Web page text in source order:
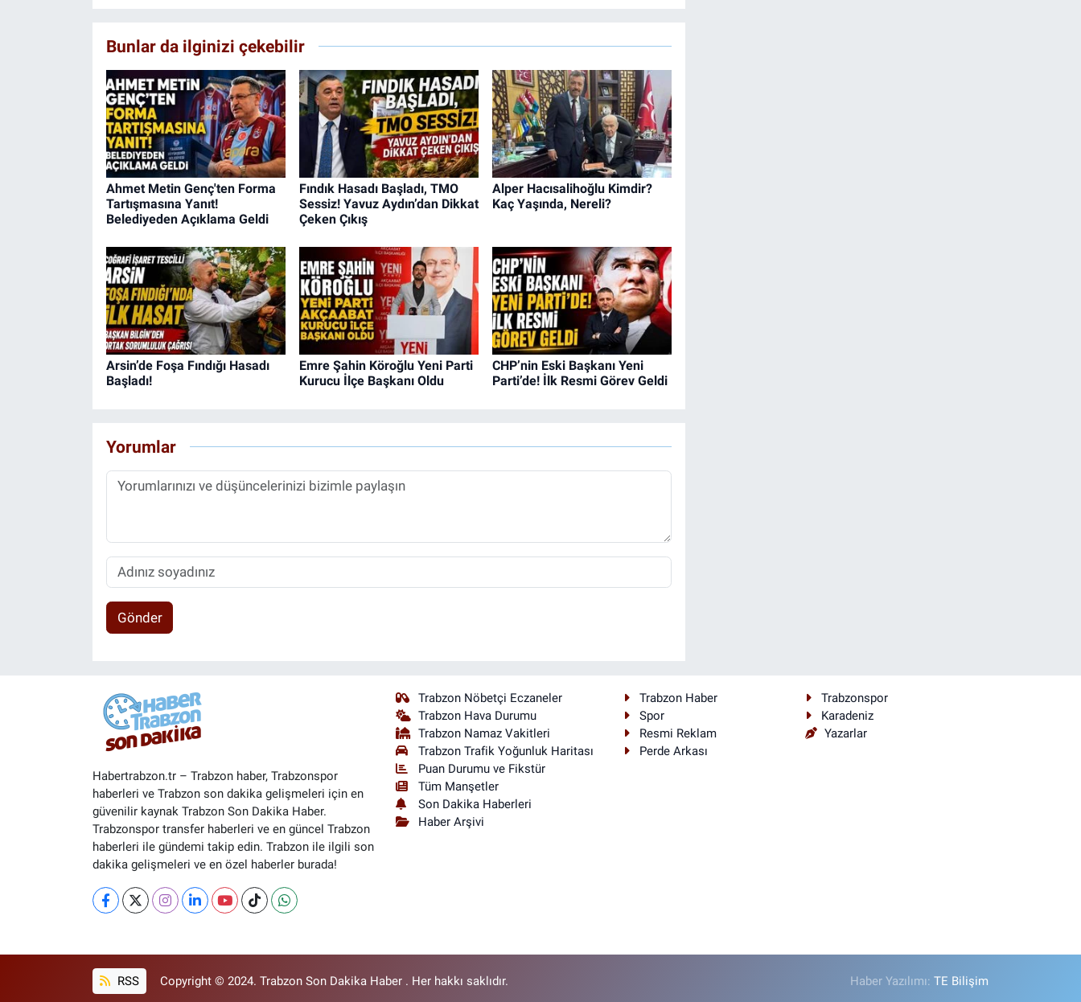
Bunlar da ilginizi çekebilir
Ahmet Metin Genç'ten Forma
Tartışmasına Yanıt!
Belediyeden Açıklama Geldi
Fındık Hasadı Başladı, TMO
Sessiz! Yavuz Aydın’dan Dikkat
Çeken Çıkış
Alper Hacısalihoğlu Kimdir?
Kaç Yaşında, Nereli?
Arsin’de Foşa Fındığı Hasadı
Başladı!
Emre Şahin Köroğlu Yeni Parti
Kurucu İlçe Başkanı Oldu
CHP’nin Eski Başkanı Yeni
Parti’de! İlk Resmi Görev Geldi
Yorumlar
Gönder
Habertrabzon.tr – Trabzon haber, Trabzonspor
haberleri ve Trabzon son dakika gelişmeleri için en
güvenilir kaynak Trabzon Son Dakika Haber.
Trabzonspor transfer haberleri ve en güncel Trabzon
haberleri ile gündemi takip edin. Trabzon ile ilgili son
dakika gelişmeleri ve en özel haberler burada!
Trabzon Nöbetçi Eczaneler
Trabzon Hava Durumu
Trabzon Namaz Vakitleri
Trabzon Trafik Yoğunluk Haritası
Puan Durumu ve Fikstür
Tüm Manşetler
Son Dakika Haberleri
Haber Arşivi
Trabzon Haber
Trabzonspor
Spor
Karadeniz
Resmi Reklam
Yazarlar
Perde Arkası
RSS Copyright © 2024. Trabzon Son Dakika Haber . Her hakkı saklıdır. Haber Yazılımı:TE Bilişim